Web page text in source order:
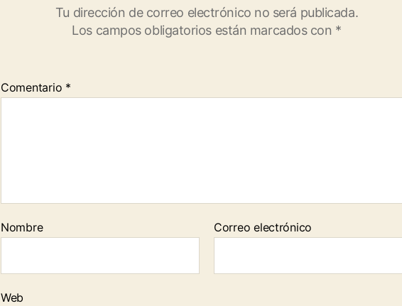
Tu dirección de correo electrónico no será publicada.
Los campos obligatorios están marcados con *
Comentario *
Nombre Correo electrónico
Web